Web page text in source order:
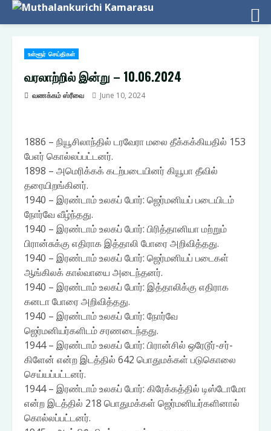
content
உள்ளூர் செய்திகள்
வரலாற்றில் இன்று – 10.06.2024
வணக்கம் ஸ்ரீவை June 10, 2024
1886 – நியூசிலாந்தில் டரவேரா மலை தீக்கக்கியதில் 153
பேஎர் கொல்லப்பட்டனர்.
1898 – அமெரிக்கக் கடற்படையினர் கியூபா தீவில்
தரையிறங்கினர்.
1940 – இரண்டாம் உலகப் போர்: ஜெர்மனியப் படையிடம்
நோர்வே வீழ்ந்தது.
1940 – இரண்டாம் உலகப் போர்: பிரித்தானியா மற்றும்
பிரான்சுக்கு எதிராக இத்தாலி போரை அறிவித்தது.
1940 – இரண்டாம் உலகப் போர்: ஜெர்மனியப் படைகள்
ஆங்கிலக் கால்வாயை அடைந்தனர்.
1940 – இரண்டாம் உலகப் போர்: இத்தாலிக்கு எதிராக
கனடா போரை அறிவித்தது.
1940 – இரண்டாம் உலகப் போர்: நோர்வே
ஜெர்மனியர்களிடம் சரணடைந்தது.
1944 – இரண்டாம் உலகப் போர்: பிரான்சில் ஒரேடூர்-சர்-
கிளேன் என்ற இடத்தில் 642 பொதுமக்கள் படுகொலை
செய்யப்பட்டனர்.
1944 – இரண்டாம் உலகப் போர்: கிரேக்கத்தில் டிஸ்டோமோ
என்ற இடத்தில் 218 பொதுமக்கள் ஜெர்மனியர்களினால்
கொல்லப்பட்டனர்.